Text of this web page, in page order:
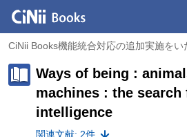
CiNii Books機能統合対応の追加実施をい
Ways of being :
machines : the
intelligence
関連文献: 2件